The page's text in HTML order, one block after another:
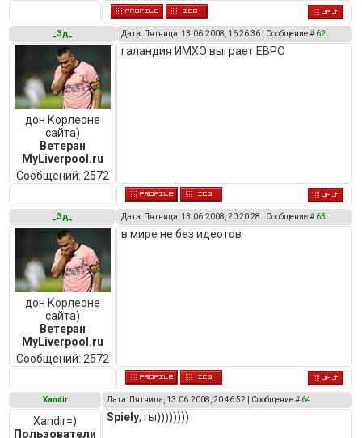
_Эд_ Дата: Пятница, 13.06.2008, 16:26:36 | Сообщение # 62
дон Корлеоне
сайта)
Ветеран
MyLiverpool.ru
Сообщений: 2572
галандия ИМХО выграет ЕВРО
_Эд_ Дата: Пятница, 13.06.2008, 20:20:28 | Сообщение # 63
дон Корлеоне
сайта)
Ветеран
MyLiverpool.ru
Сообщений: 2572
в мире не без идеотов
Xandir Дата: Пятница, 13.06.2008, 20:46:52 | Сообщение # 64
Xandir=)
Пользователи
Spiely, гы))))))))